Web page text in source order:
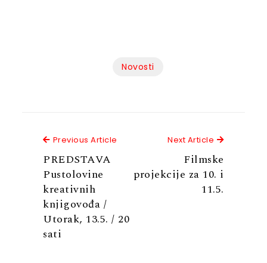
Novosti
Previous Article Previous Article
PREDSTAVA
Pustolovine
kreativnih
knjigovođa /
Utorak, 13.5. / 20
sati
Next Article Next
Filmske
projekcije za 10. i
11.5.